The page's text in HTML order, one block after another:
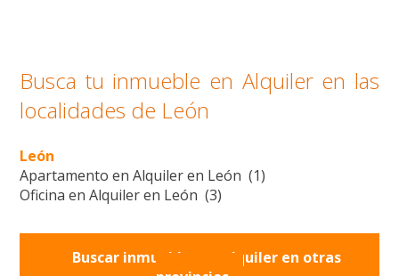
Busca tu inmueble en Alquiler en las
localidades de León
León
Apartamento en Alquiler en León (1)
Oficina en Alquiler en León (3)
Buscar inmuebles en alquiler en otras